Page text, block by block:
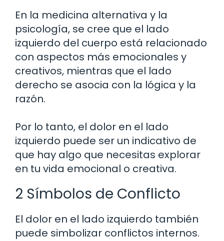
En la medicina alternativa y la
psicología, se cree que el lado
izquierdo del cuerpo está relacionado
con aspectos más emocionales y
creativos, mientras que el lado
derecho se asocia con la lógica y la
razón.
Por lo tanto, el dolor en el lado
izquierdo puede ser un indicativo de
que hay algo que necesitas explorar
en tu vida emocional o creativa.
2 Símbolos de Conflicto
El dolor en el lado izquierdo también
puede simbolizar conflictos internos.